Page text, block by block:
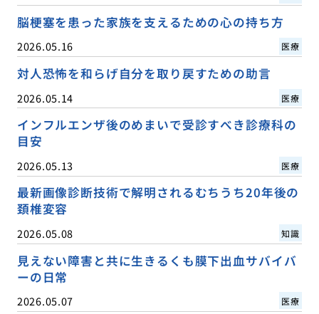
脳梗塞を患った家族を支えるための心の持ち方
2026.05.16 医療
対人恐怖を和らげ自分を取り戻すための助言
2026.05.14 医療
インフルエンザ後のめまいで受診すべき診療科の
目安
2026.05.13 医療
最新画像診断技術で解明されるむちうち20年後の
頚椎変容
2026.05.08 知識
見えない障害と共に生きるくも膜下出血サバイバ
ーの日常
2026.05.07 医療